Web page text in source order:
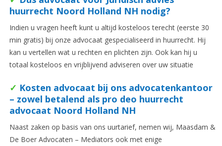
huurrecht Noord Holland NH nodig?
Indien u vragen heeft kunt u altijd kosteloos terecht (eerste 30
min gratis) bij onze advocaat gespecialiseerd in huurrecht. Hij
kan u vertellen wat u rechten en plichten zijn. Ook kan hij u
totaal kosteloos en vrijblijvend adviseren over uw situatie
✓ Kosten advocaat bij ons advocatenkantoor
– zowel betalend als pro deo huurrecht
advocaat Noord Holland NH
Naast zaken op basis van ons uurtarief, nemen wij, Maasdam &
De Boer Advocaten – Mediators ook met enige